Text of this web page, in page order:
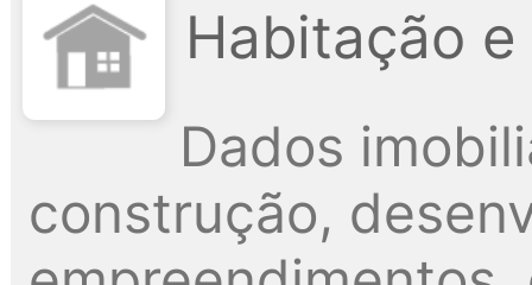
Habitação
Dados
construção,